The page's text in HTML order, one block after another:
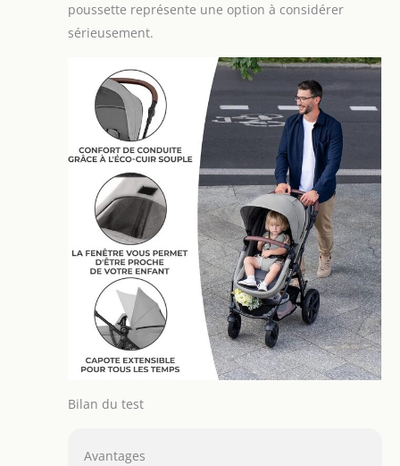
poussette représente une option à considérer
sérieusement.
Bilan du test
Avantages